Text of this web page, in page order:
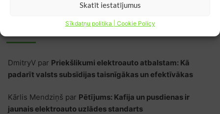
Skatīt iestatījumus
Sīkdatņu politika | Cookie Policy
DmitryVpar Priekšlikumi elektroauto atbalstam: Kā
padarīt valsts subsīdijas taisnīgākas un efektīvākas
Kārlis Mendziņš par Pētījums: Kafija un pusdienas ir
jaunais elektroauto uzlādes standarts